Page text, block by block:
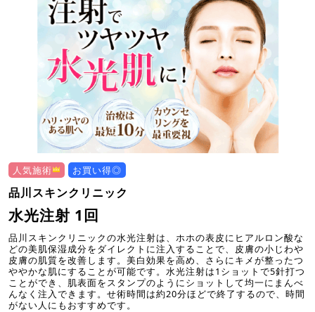
人気施術 お買い得◎
品川スキンクリニック
水光注射 1回
品川スキンクリニックの水光注射は、ホホの表皮にヒアルロン酸な
どの美肌保湿成分をダイレクトに注入することで、皮膚の小じわや
皮膚の肌質を改善します。美白効果を高め、さらにキメが整ったつ
ややかな肌にすることが可能です。水光注射は1ショットで5針打つ
ことができ、肌表面をスタンプのようにショットして均一にまんべ
んなく注入できます。せ術時間は約20分ほどで終了するので、時間
がない人にもおすすめです。